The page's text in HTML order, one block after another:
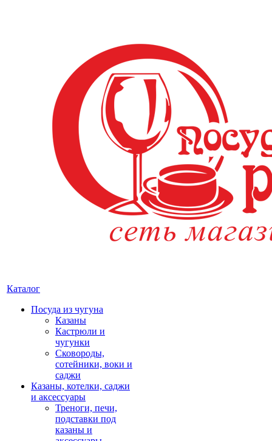
Каталог
Посуда из чугуна
Казаны
Кастрюли и
чугунки
Сковороды,
сотейники, воки и
саджи
Казаны, котелки, саджи
и аксессуары
Треноги, печи,
подставки под
казаны и